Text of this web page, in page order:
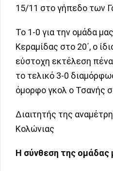
15/11 στο γήπεδο των
Το 1-0 για την ομάδα
Κεραμίδας στο 20΄, ο
εύστοχη εκτέλεση
το τελικό 3-0
όμορφο γκολ ο Τσανής
Διαιτητής της
Κολώνιας
Η σύνθεση της ομάδας